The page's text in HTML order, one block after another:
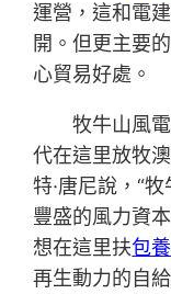
運營，這和電
開。但更主要
心貿易好處。
牧牛山風電
代在這里放牧
特·唐尼說，“
豐盛的風力資
想在這里扶包
再生動力的自